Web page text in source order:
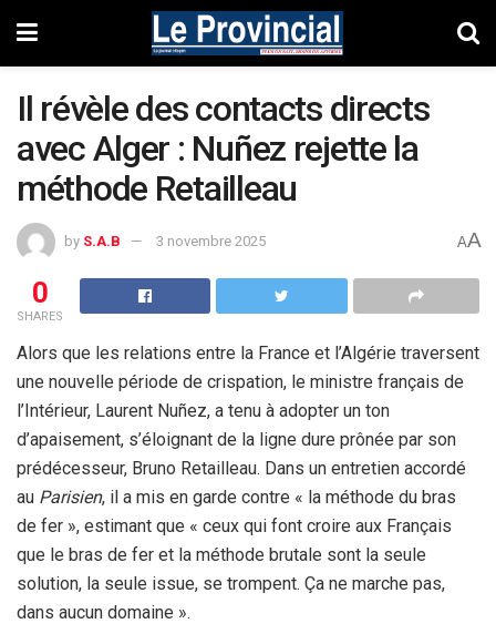
Il révèle des contacts directs
avec Alger : Nuñez rejette la
méthode Retailleau
by S.A.B 3 novembre 2025 AA
0
SHARES
Alors que les relations entre la France et l’Algérie traversent
une nouvelle période de crispation, le ministre français de
l’Intérieur, Laurent Nuñez, a tenu à adopter un ton
d’apaisement, s’éloignant de la ligne dure prônée par son
prédécesseur, Bruno Retailleau. Dans un entretien accordé
au Parisien, il a mis en garde contre « la méthode du bras
de fer », estimant que « ceux qui font croire aux Français
que le bras de fer et la méthode brutale sont la seule
solution, la seule issue, se trompent. Ça ne marche pas,
dans aucun domaine ».